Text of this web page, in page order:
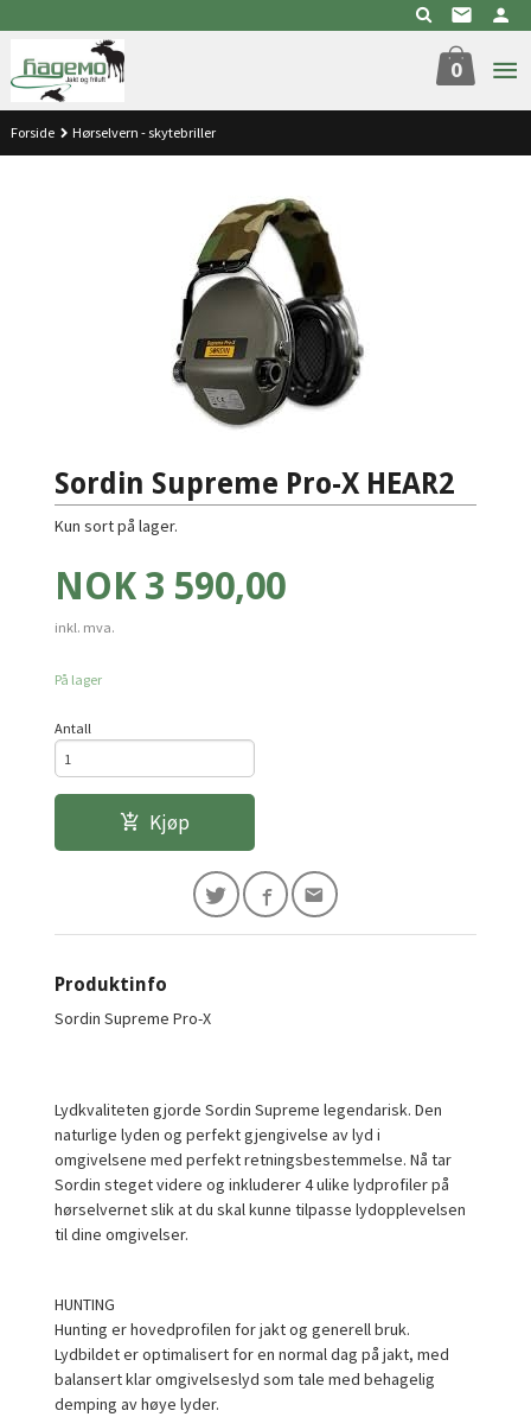
til
innholdet
0
Forside Hørselvern - skytebriller
Sordin Supreme Pro-X HEAR2
Kun sort på lager.
Pris
NOK 3 590,00
inkl. mva.
På lager
Antall
Kjøp
Produktinfo
Sordin Supreme Pro-X
Lydkvaliteten gjorde Sordin Supreme legendarisk. Den
naturlige lyden og perfekt gjengivelse av lyd i
omgivelsene med perfekt retningsbestemmelse. Nå tar
Sordin steget videre og inkluderer 4 ulike lydprofiler på
hørselvernet slik at du skal kunne tilpasse lydopplevelsen
til dine omgivelser.
HUNTING
Hunting er hovedprofilen for jakt og generell bruk.
Lydbildet er optimalisert for en normal dag på jakt, med
balansert klar omgivelseslyd som tale med behagelig
demping av høye lyder.